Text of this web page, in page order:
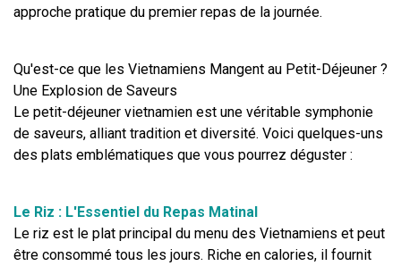
approche pratique du premier repas de la journée.
Qu'est-ce que les Vietnamiens Mangent au Petit-Déjeuner ?
Une Explosion de Saveurs
Le petit-déjeuner vietnamien est une véritable symphonie
de saveurs, alliant tradition et diversité. Voici quelques-uns
des plats emblématiques que vous pourrez déguster :
Le Riz : L'Essentiel du Repas Matinal
Le riz est le plat principal du menu des Vietnamiens et peut
être consommé tous les jours. Riche en calories, il fournit